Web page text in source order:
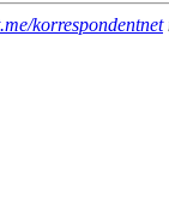
korrespondentnet